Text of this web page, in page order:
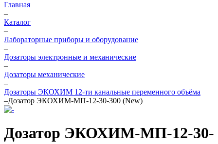
Главная
–
Каталог
–
Лабораторные приборы и оборудование
–
Дозаторы электронные и механические
–
Дозаторы механические
–
Дозаторы ЭКОХИМ 12-ти канальные переменного объёма
–Дозатор ЭКОХИМ-МП-12-30-300 (New)
Дозатор ЭКОХИМ-МП-12-30-